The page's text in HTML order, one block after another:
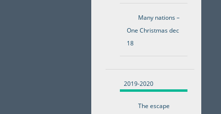
Many nations –
One Christmas dec
18
2019-2020
The escape